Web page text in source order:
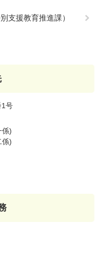
支援教育推進課）
号
係
係